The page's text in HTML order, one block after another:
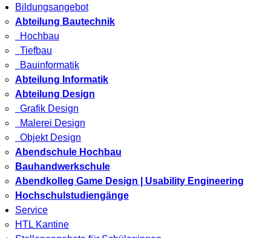
Bildungsangebot
Abteilung Bautechnik
Hochbau
Tiefbau
Bauinformatik
Abteilung Informatik
Abteilung Design
Grafik Design
Malerei Design
Objekt Design
Abendschule Hochbau
Bauhandwerkschule
Abendkolleg Game Design | Usability Engineering
Hochschulstudiengänge
Service
HTL Kantine